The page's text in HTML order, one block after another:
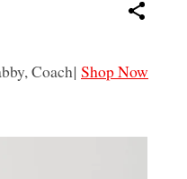
Coach| Shop Now